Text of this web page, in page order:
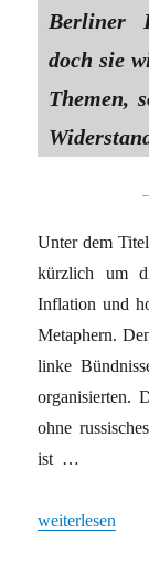
Berliner
doch sie
Themen,
Unter dem
kürzlich um
Inflation und
Metaphern.
linke
organisierten.
ohne
ist …
weiterlesen